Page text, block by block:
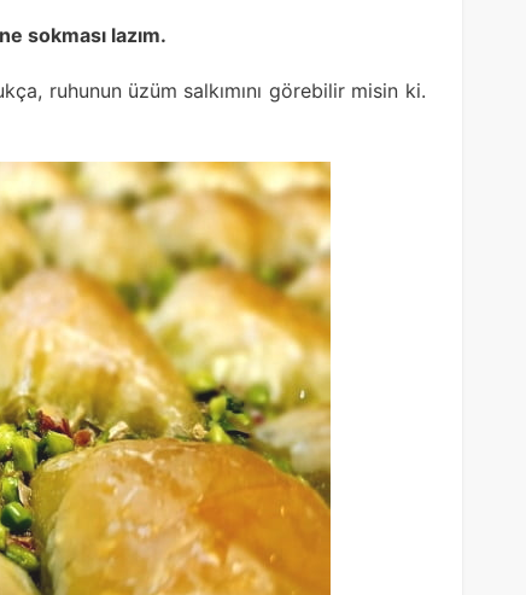
sokması lazım.
ruhunun üzüm salkımını görebilir misin ki.